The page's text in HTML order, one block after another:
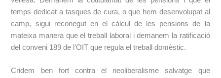
temps dedicat a tasques de cura, o que hem desenvolupat al
camp, sigui reconegut en el càlcul de les pensions de la
mateixa manera que el treball laboral i demanem la ratificació
del conveni 189 de l’OIT que regula el treball domèstic.
Cridem ben fort contra el neoliberalisme salvatge que